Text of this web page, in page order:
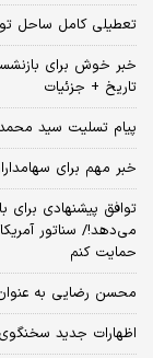
تعطیلی کامل ساحل
خبر خوش برای
تاریخ + جزئیات
پیام تسلیت سید
خبر مهم برای
می‌دهد!/ سناتور
حمایت کنم
محسن رضایی به
اظهارات جدید